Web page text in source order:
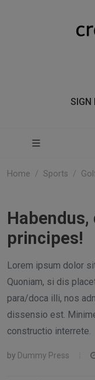
SIGN
Home Sports
principes!
Lorem ipsum dolor
Quoniam, si dis
para/doca illi, nos
dissensio est.
constructio interrete.
by Dummy Press